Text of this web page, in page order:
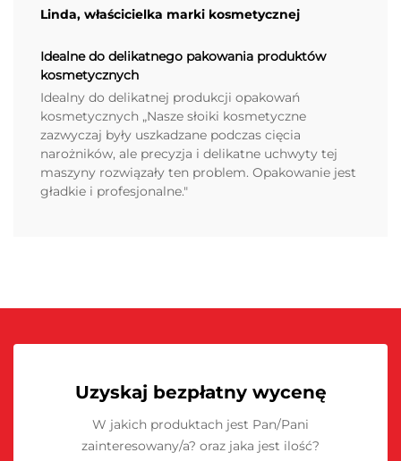
Linda, właścicielka marki kosmetycznej
Idealne do delikatnego pakowania produktów
kosmetycznych
Idealny do delikatnej produkcji opakowań
kosmetycznych „Nasze słoiki kosmetyczne
zazwyczaj były uszkadzane podczas cięcia
narożników, ale precyzja i delikatne uchwyty tej
maszyny rozwiązały ten problem. Opakowanie jest
gładkie i profesjonalne."
Uzyskaj bezpłatny wycenę
W jakich produktach jest Pan/Pani
zainteresowany/a? oraz jaka jest ilość?